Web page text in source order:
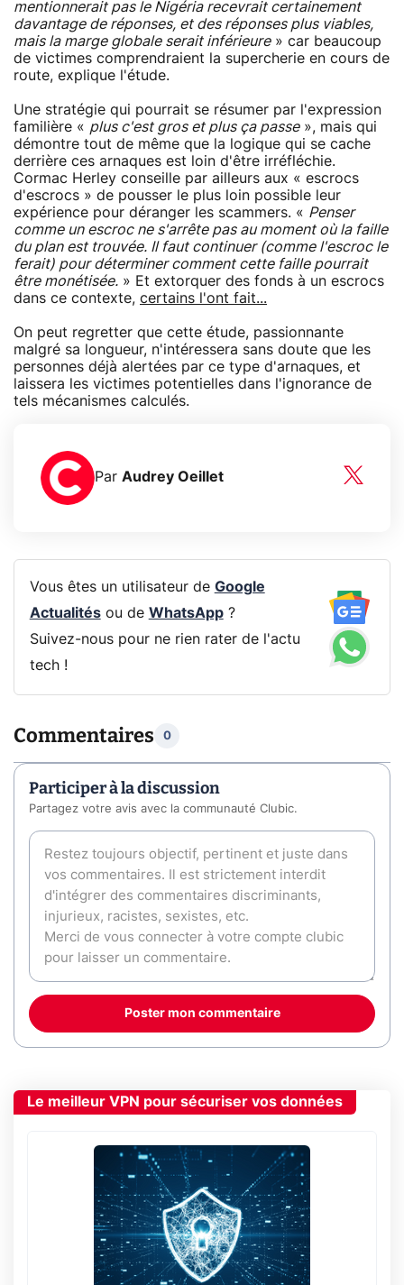
mentionnerait pas le Nigéria recevrait certainement
davantage de réponses, et des réponses plus viables,
mais la marge globale serait inférieure» car beaucoup
de victimes comprendraient la supercherie en cours de
route, explique l'étude.
Une stratégie qui pourrait se résumer par l'expression
familière « plus c'est gros et plus ça passe», mais qui
démontre tout de même que la logique qui se cache
derrière ces arnaques est loin d'être irréfléchie.
Cormac Herley conseille par ailleurs aux « escrocs
d'escrocs » de pousser le plus loin possible leur
expérience pour déranger les scammers. « Penser
comme un escroc ne s'arrête pas au moment où la faille
du plan est trouvée. Il faut continuer (comme l'escroc le
ferait) pour déterminer comment cette faille pourrait
être monétisée. » Et extorquer des fonds à un escrocs
dans ce contexte, certains l'ont fait...
On peut regretter que cette étude, passionnante
malgré sa longueur, n'intéressera sans doute que les
personnes déjà alertées par ce type d'arnaques, et
laissera les victimes potentielles dans l'ignorance de
tels mécanismes calculés.
Par Audrey Oeillet
Vous êtes un utilisateur de Google
Actualitésou de WhatsApp?
Suivez-nous pour ne rien rater de l'actu
tech !
Commentaires 0
Participer à la discussion
Partagez votre avis avec la communauté Clubic.
Poster mon commentaire
Le meilleur VPN pour sécuriser vos données